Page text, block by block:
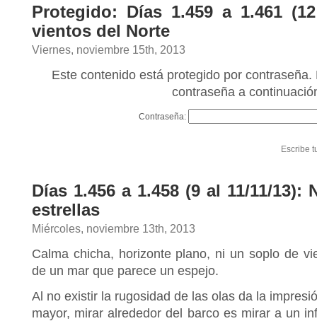
Protegido: Días 1.459 a 1.461
vientos del Norte
Viernes, noviembre 15th, 2013
Este contenido está protegido por
contraseña a
Contraseña:
Escribe
Días 1.456 a 1.458 (9 al 11/11/13):
estrellas
Miércoles, noviembre 13th, 2013
Calma chicha, horizonte plano, ni un soplo de
de un mar que parece un espejo.
Al no existir la rugosidad de las olas da la
mayor, mirar alrededor del barco es mirar a un